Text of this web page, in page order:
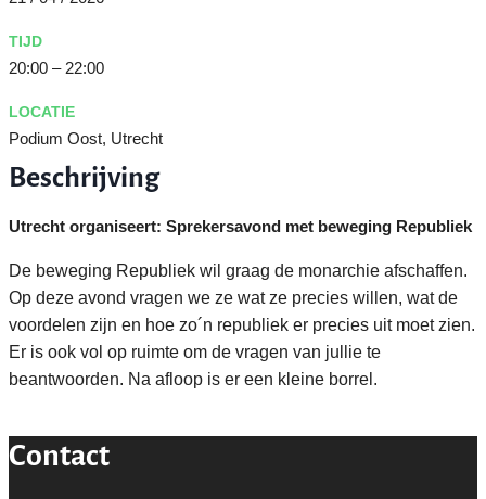
TIJD
20:00 – 22:00
LOCATIE
Podium Oost, Utrecht
Beschrijving
Utrecht organiseert: Sprekersavond met beweging Republiek
De beweging Republiek wil graag de monarchie afschaffen.
Op deze avond vragen we ze wat ze precies willen, wat de
voordelen zijn en hoe zo´n republiek er precies uit moet zien.
Er is ook vol op ruimte om de vragen van jullie te
beantwoorden. Na afloop is er een kleine borrel.
Contact